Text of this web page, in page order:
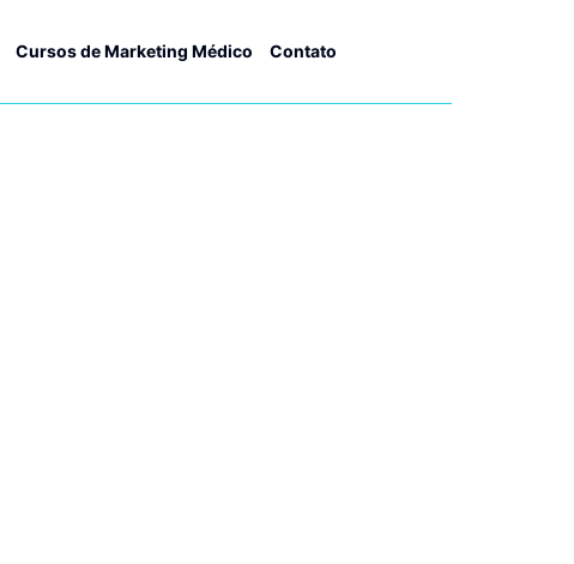
Cursos de Marketing Médico Contato